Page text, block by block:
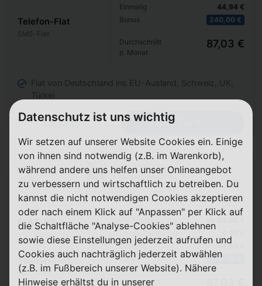
Telefon-Flat
SMS-Flat
Einmalig
Bonus
44,94 €
240,00 €
Durchschnitt
p. Monat
87,03 €
Flat von Deutschland ins EU-Ausland, Schweiz, UK,
Türkei
Details Zum Tarif
Apple iPhone 16e
24 Monate
FLAT 5G
300 Mbit/s max.
Telefon-Flat
SMS-Flat
Pro Monat
Einmalig
Bonus
44,94 €
240,00 €
Durchschnitt
Datenschutz ist uns wichtig
Wir setzen auf unserer Website Cookies ein. Einige
von ihnen sind notwendig (z.B. im Warenkorb),
während andere uns helfen unser Onlineangebot
zu verbessern und wirtschaftlich zu betreiben. Du
kannst die nicht notwendigen Cookies akzeptieren
oder nach einem Klick auf "Anpassen" per Klick auf
die Schaltfläche "Analyse-Cookies" ablehnen
sowie diese Einstellungen jederzeit aufrufen und
Cookies auch nachträglich jederzeit abwählen
(z.B. im Fußbereich unserer Website). Nähere
Hinweise erhältst du in unserer